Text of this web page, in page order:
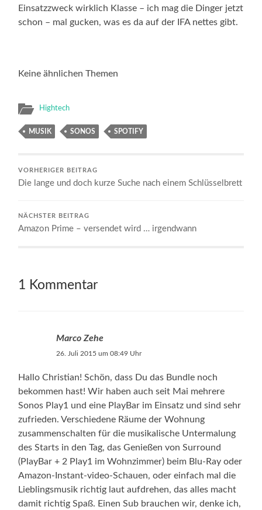
Einsatzzweck wirklich Klasse – ich mag die Dinger jetzt
schon – mal gucken, was es da auf der IFA nettes gibt.
Keine ähnlichen Themen
Hightech
MUSIK SONOS SPOTIFY
VORHERIGER BEITRAG
Die lange und doch kurze Suche nach einem Schlüsselbrett
NÄCHSTER BEITRAG
Amazon Prime – versendet wird … irgendwann
1 Kommentar
Marco Zehe
26. Juli 2015 um 08:49 Uhr
Hallo Christian! Schön, dass Du das Bundle noch
bekommen hast! Wir haben auch seit Mai mehrere
Sonos Play1 und eine PlayBar im Einsatz und sind sehr
zufrieden. Verschiedene Räume der Wohnung
zusammenschalten für die musikalische Untermalung
des Starts in den Tag, das Genießen von Surround
(PlayBar + 2 Play1 im Wohnzimmer) beim Blu-Ray oder
Amazon-Instant-video-Schauen, oder einfach mal die
Lieblingsmusik richtig laut aufdrehen, das alles macht
damit richtig Spaß. Einen Sub brauchen wir, denke ich,